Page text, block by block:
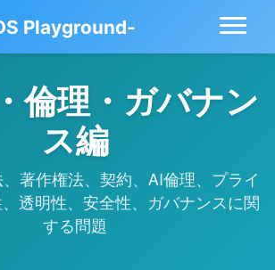
Playground-
倫理・ガバナン
ス編
著作権法、契約、AI倫理、プライ
透明性、安全性、ガバナンスに関
する問題